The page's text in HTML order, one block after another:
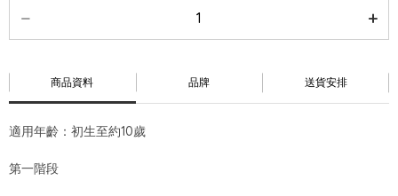
商品資料 品牌 送貨安排
適用年齡：初生至約10歲
第一階段